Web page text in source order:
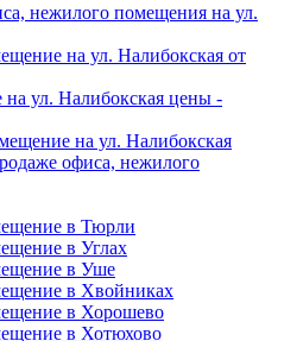
нежилого помещения на ул.
на ул. Налибокская от
ул. Налибокская цены -
на ул. Налибокская
офиса, нежилого
в Тюрли
в Углах
в Уше
в Хвойниках
в Хорошево
в Хотюхово